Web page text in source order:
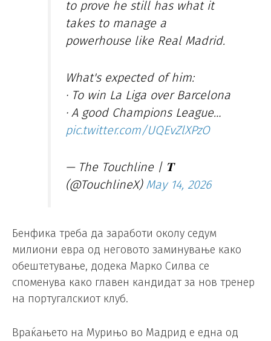
to prove he still has what it
takes to manage a
powerhouse like Real Madrid.
What's expected of him:
· To win La Liga over Barcelona
· A good Champions League…
pic.twitter.com/UQEvZlXPzO
— The Touchline | 𝐓
(@TouchlineX) May 14, 2026
Бенфика треба да заработи околу седум
милиони евра од неговото заминување како
обештетување, додека Марко Силва се
споменува како главен кандидат за нов тренер
на португалскиот клуб.
Враќањето на Мурињо во Мадрид е една од